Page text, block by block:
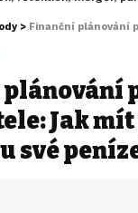
> Finanční plánování pro
Jak mít
své